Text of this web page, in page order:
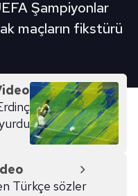
Şampiyonlar
maçların fikstürü
Türkçe sözler